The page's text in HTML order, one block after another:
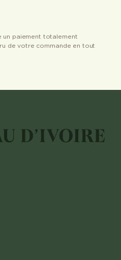
un paiement totalement
de votre commande en tout